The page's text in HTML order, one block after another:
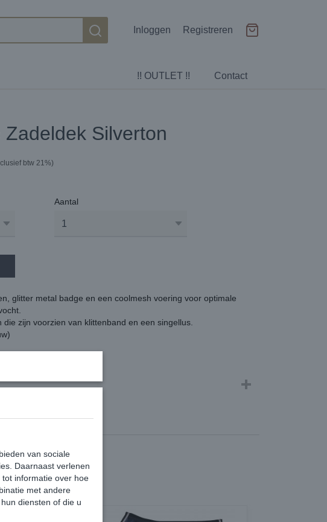
Inloggen Registreren
Contact
!! OUTLET !!
Silverton
btw 21%)
Aantal
glitter metal badge en een coolmesh voering voor optimale
zijn voorzien van klittenband en een singellus.
van sociale
Daarnaast verlenen
informatie over hoe
met andere
diensten of die u